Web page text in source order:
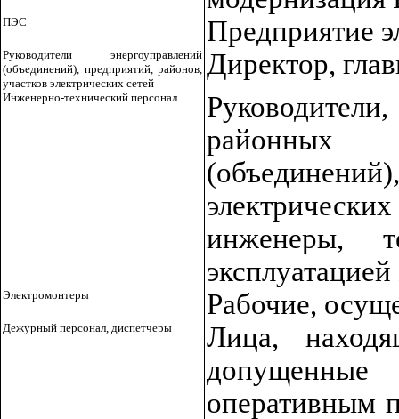
ПЭС Предприятие
Руководители энергоуправлений
(объединений), предприятий, районов,
участков электрических сетей
Директор,
Инженерно-технический персонал
районных
инженеры,
Электромонтеры Рабочие,
Дежурный персонал, диспетчеры
Лица,
оперативным